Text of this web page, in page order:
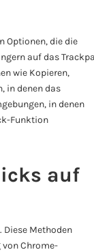
Optionen, die die
auf das
wie Kopieren,
in denen das
in denen
Funktion
auf
Methoden
Chrome-